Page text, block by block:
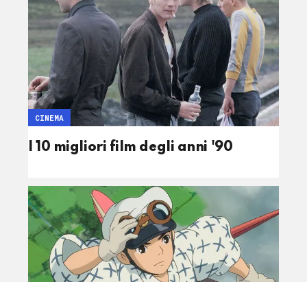
I 10 migliori film degli anni '90
CINEMA